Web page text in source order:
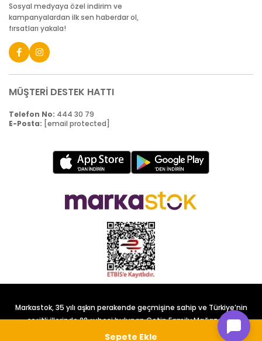
Sosyal medyaya özel indirim ve
kampanyalardan ilk sen haberdar ol,
fırsatları yakala!
MÜŞTERİ DESTEK HATTI
Telefon No: 444 30 79
E-Posta: [email protected]
Markastok, 35 yılı aşkın perakende geçmişine sahip ve Türkiye’nin
çeşitli illerinde 22 şubesi bulunan Çetin Family Mağazacılık
tarafından kurulmuştur.